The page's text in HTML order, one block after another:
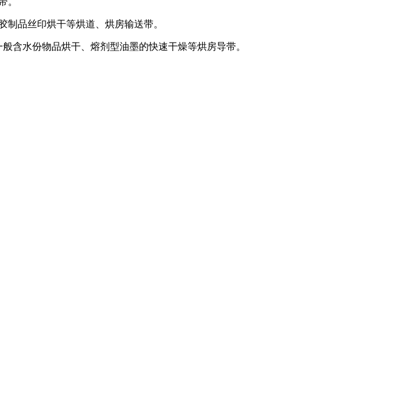
品丝印烘干等烘道、烘房输送带。
水份物品烘干、熔剂型油墨的快速干燥等烘房导带。